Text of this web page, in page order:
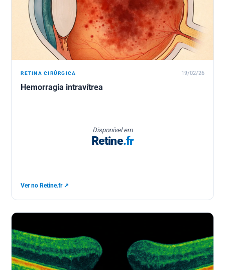
RETINA CIRÚRGICA 19/02/26
Hemorragia intravítrea
Disponível em
Retine.fr
Ver no Retine.fr ↗